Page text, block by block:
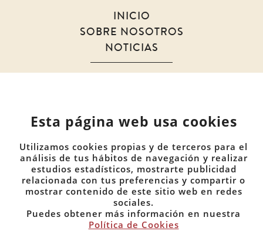
INICIO
SOBRE NOSOTROS
NOTICIAS
MIEMBROS
CONTACTO
PRIVACIDAD
COOKIES
Esta página web usa cookies
Utilizamos cookies propias y de terceros para el
análisis de tus hábitos de navegación y realizar
estudios estadísticos, mostrarte publicidad
relacionada con tus preferencias y compartir o
mostrar contenido de este sitio web en redes
sociales.
Puedes obtener más información en nuestra
Política de Cookies